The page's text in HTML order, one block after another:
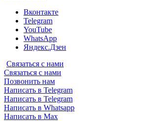
Вконтакте
Telegram
YouTube
WhatsApp
Яндекс.Дзен
Связаться с нами
Связаться с нами
Позвонить нам
Написать в Telegram
Написать в Telegram
Написать в Whatsapp
Написать в Max